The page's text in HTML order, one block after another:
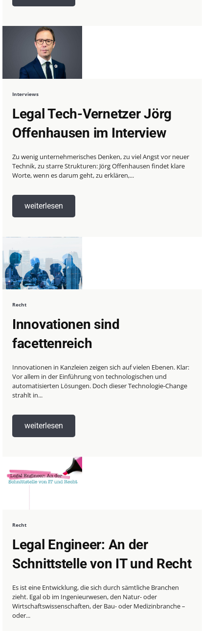
Interviews
Legal Tech-Vernetzer Jörg
Offenhausen im Interview
Zu wenig unternehmerisches Denken, zu viel Angst vor neuer
Technik, zu starre Strukturen: Jörg Offenhausen findet klare
Worte, wenn es darum geht, zu erklären,...
weiterlesen
Recht
Innovationen sind
facettenreich
Innovationen in Kanzleien zeigen sich auf vielen Ebenen. Klar:
Vor allem in der Einführung von technologischen und
automatisierten Lösungen. Doch dieser Technologie-Change
strahlt in...
weiterlesen
Recht
Legal Engineer: An der
Schnittstelle von IT und Recht
Es ist eine Entwicklung, die sich durch sämtliche Branchen
zieht. Egal ob im Ingenieurwesen, den Natur- oder
Wirtschaftswissenschaften, der Bau- oder Medizinbranche –
oder...